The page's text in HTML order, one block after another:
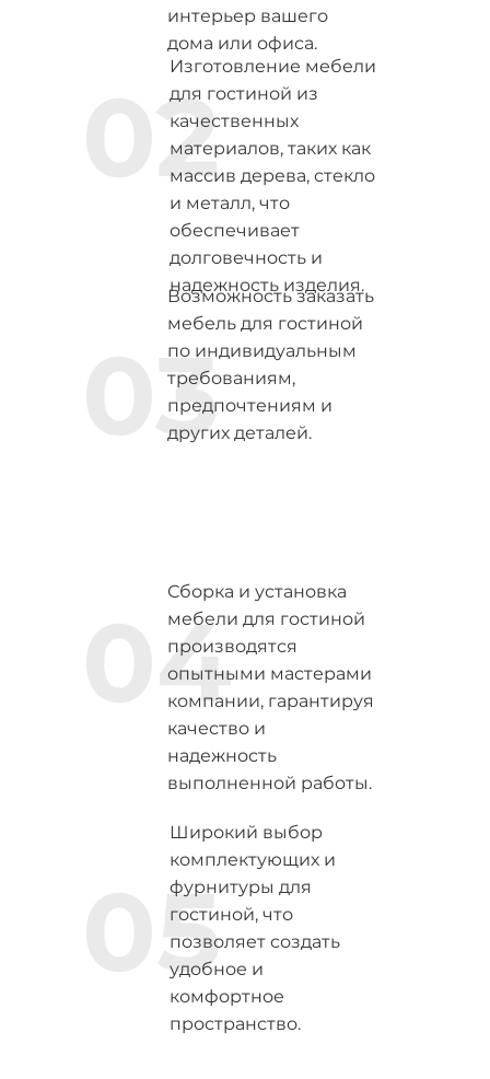
интерьер вашего
дома или офиса.
Изготовление мебели
для гостиной из
качественных
материалов, таких как
массив дерева, стекло
и металл, что
обеспечивает
долговечность и
надежность изделия.
Возможность заказать
мебель для гостиной
по индивидуальным
требованиям,
предпочтениям и
других деталей.
Сборка и установка
мебели для гостиной
производятся
опытными мастерами
компании, гарантируя
качество и
надежность
выполненной работы.
Широкий выбор
комплектующих и
фурнитуры для
гостиной, что
позволяет создать
удобное и
комфортное
пространство.
02
03
04
05